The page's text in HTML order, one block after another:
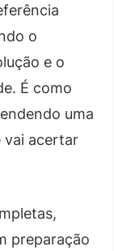
o
e o
É como
uma
vai acertar
preparação